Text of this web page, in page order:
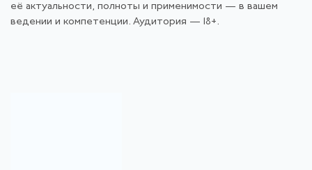
её актуальности, полноты и применимости — в вашем
ведении и компетенции. Аудитория — 18+.